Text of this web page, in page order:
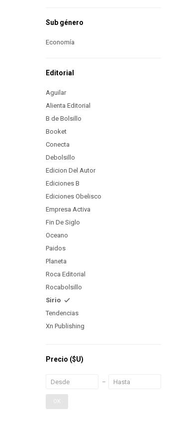
Sub género
Economía
Editorial
Aguilar
Alienta Editorial
B de Bolsillo
Booket
Conecta
Debolsillo
Edicion Del Autor
Ediciones B
Ediciones Obelisco
Empresa Activa
Fin De Siglo
Oceano
Paidos
Planeta
Roca Editorial
Rocabolsillo
Sirio
Tendencias
Xn Publishing
Precio ($U)
OK